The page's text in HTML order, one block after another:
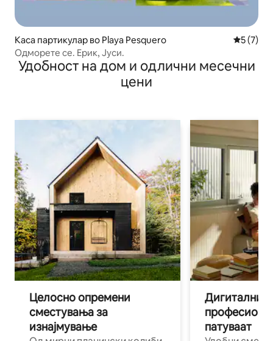
Каса партикулар во Playa Pesquero
5 (7)
Одморете се. Ерик, Јуси.
Удобност на дом и одлични месечни
цени
Целосно опремени
сместувања за
изнајмување
Дигитални
патуваат